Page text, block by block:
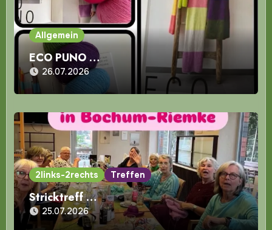
Allgemein
ECO PUNO …
26.07.2026
2links-2rechts Treffen
Stricktreff …
25.07.2026